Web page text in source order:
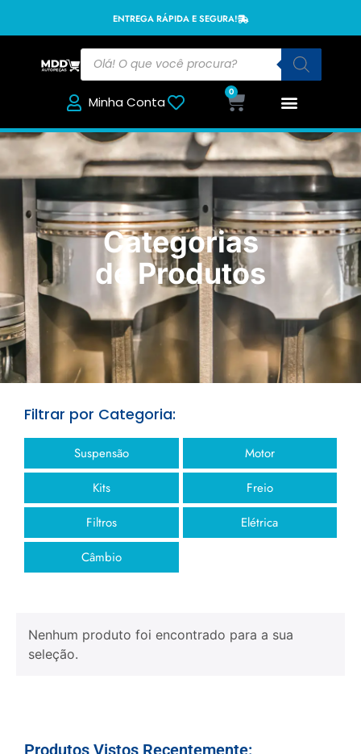
ENTREGA RÁPIDA E SEGURA!
Minha Conta
0
Categorias
de Produtos
Filtrar por Categoria:
Suspensão
Motor
Kits
Freio
Filtros
Elétrica
Câmbio
Nenhum produto foi encontrado para a sua
seleção.
Produtos Vistos Recentemente: